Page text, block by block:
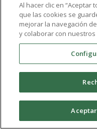
Al hacer clic en “Aceptar
que las cookies se
mejorar la navegación
y colaborar con